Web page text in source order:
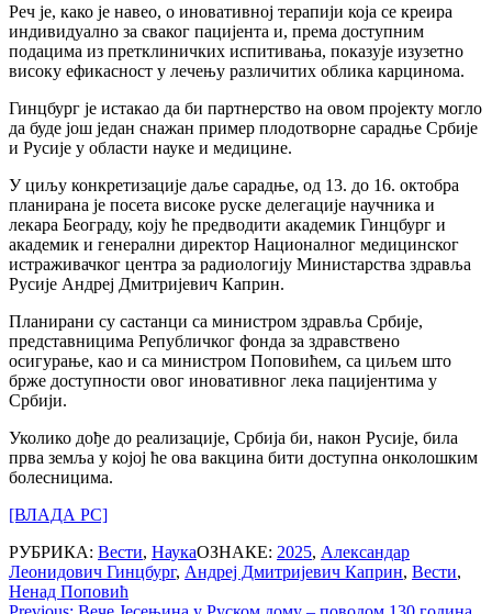
Реч је, како је навео, о иновативној терапији која се креира
индивидуално за сваког пацијента и, према доступним
подацима из претклиничких испитивања, показује изузетно
високу ефикасност у лечењу различитих облика карцинома.
Гинцбург је истакао да би партнерство на овом пројекту могло
да буде још један снажан пример плодотворне сарадње Србије
и Русије у области науке и медицине.
У циљу конкретизације даље сарадње, од 13. до 16. октобра
планирана је посета високе руске делегације научника и
лекара Београду, коју ће предводити академик Гинцбург и
академик и генерални директор Националног медицинског
истраживачког центра за радиологију Министарства здравља
Русије Андреј Дмитријевич Каприн.
Планирани су састанци са министром здравља Србије,
представницима Републичког фонда за здравствено
осигурање, као и са министром Поповићем, са циљем што
брже доступности овог иновативног лека пацијентима у
Србији.
Уколико дође до реализације, Србија би, након Русије, била
прва земља у којој ће ова вакцина бити доступна онколошким
болесницима.
[ВЛАДА РС]
РУБРИКА: Вести, НаукаОЗНАКЕ: 2025, Александар
Леонидович Гинцбург, Андреј Дмитријевич Каприн, Вести,
Ненад Поповић